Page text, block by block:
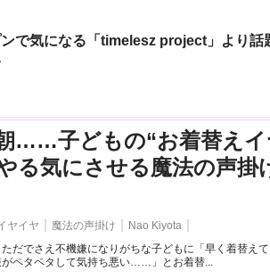
で気になる「timelesz project」より話
……子どもの“お着替えイ
る気にさせる魔法の声掛
ヤイヤ 魔法の声掛け
Nao Kiyota
だでさえ不機嫌になりがちな子どもに「早く着替えて
がペタペタして気持ち悪い……」とお着替...